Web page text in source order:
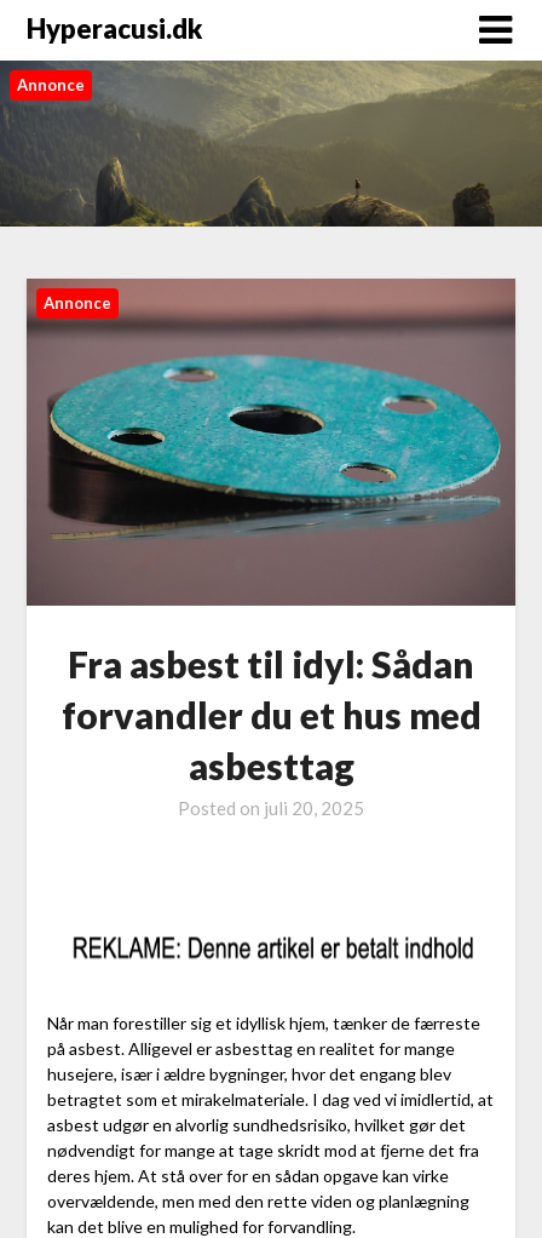
Hyperacusi.dk
Annonce
Annonce
Fra asbest til idyl: Sådan
forvandler du et hus med
asbesttag
Posted on juli 20, 2025
Når man forestiller sig et idyllisk hjem, tænker de færreste
på asbest. Alligevel er asbesttag en realitet for mange
husejere, især i ældre bygninger, hvor det engang blev
betragtet som et mirakelmateriale. I dag ved vi imidlertid, at
asbest udgør en alvorlig sundhedsrisiko, hvilket gør det
nødvendigt for mange at tage skridt mod at fjerne det fra
deres hjem. At stå over for en sådan opgave kan virke
overvældende, men med den rette viden og planlægning
kan det blive en mulighed for forvandling.